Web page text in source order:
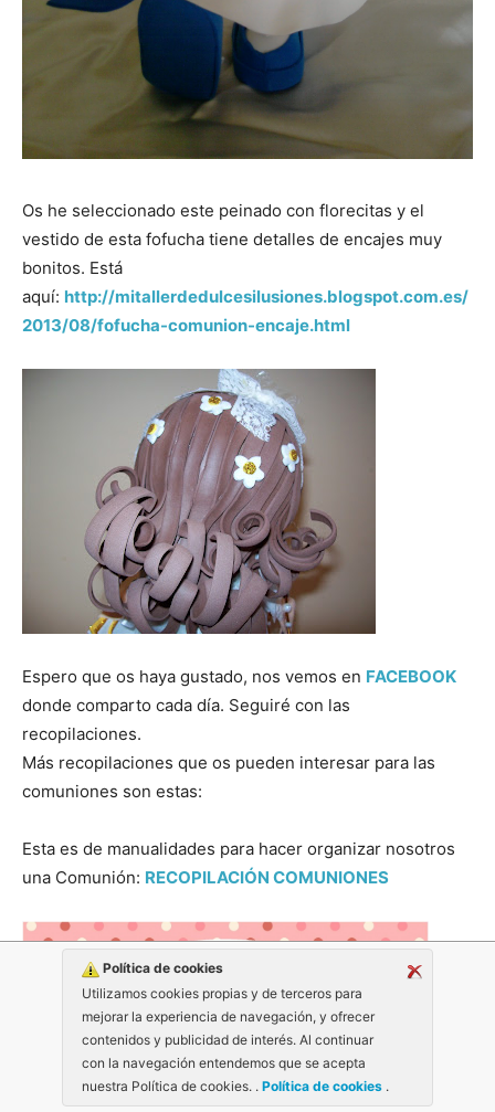
Política de cookies
Utilizamos cookies propias y de terceros para
mejorar la experiencia de navegación, y ofrecer
contenidos y publicidad de interés. Al continuar
con la navegación entendemos que se acepta
nuestra Política de cookies. . Política de cookies .
Os he seleccionado este peinado con florecitas y el
vestido de esta fofucha tiene detalles de encajes muy
bonitos. Está
aquí: http://mitallerdedulcesilusiones.blogspot.com.es/
2013/08/fofucha-comunion-encaje.html
Espero que os haya gustado, nos vemos en FACEBOOK
donde comparto cada día. Seguiré con las
recopilaciones.
Más recopilaciones que os pueden interesar para las
comuniones son estas:
Esta es de manualidades para hacer organizar nosotros
una Comunión: RECOPILACIÓN COMUNIONES